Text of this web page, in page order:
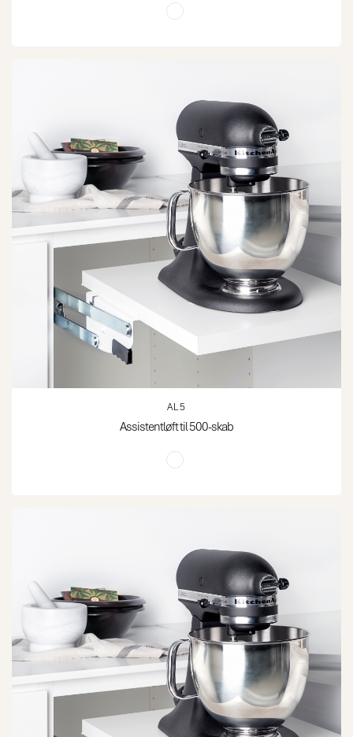
AL5
Assistentløft til 500-skab